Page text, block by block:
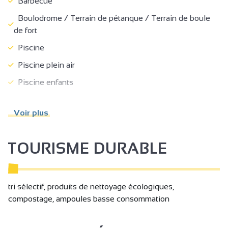
Boulodrome / Terrain de pétanque / Terrain de boule
de fort
Piscine
Piscine plein air
Piscine enfants
Entrée indépendante
Salon de jardin
Jardin
Abris pour vélo ou VTT
Local matériel fermé
Voir plus
TOURISME DURABLE
tri sélectif, produits de nettoyage écologiques,
compostage, ampoules basse consommation